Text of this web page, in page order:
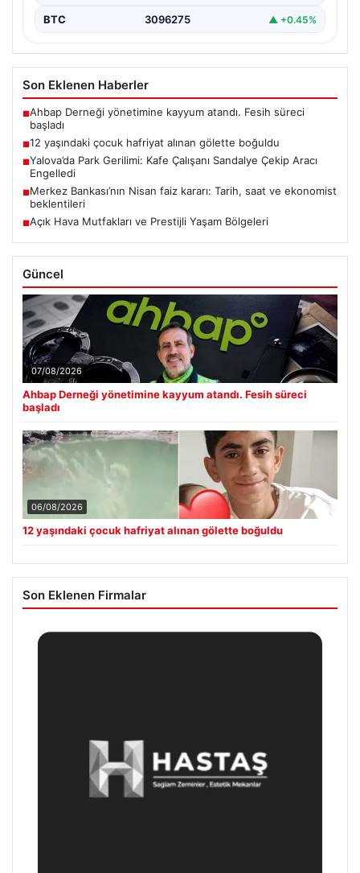
BTC 3096275 ▲ +0.45%
Son Eklenen Haberler
■Ahbap Derneği yönetimine kayyum atandı. Fesih süreci
başladı
■12 yaşındaki çocuk hafriyat alınan gölette boğuldu
■Yalova’da Park Gerilimi: Kafe Çalışanı Sandalye Çekip Aracı
Engelledi
■Merkez Bankası’nın Nisan faiz kararı: Tarih, saat ve ekonomist
beklentileri
■Açık Hava Mutfakları ve Prestijli Yaşam Bölgeleri
Güncel
07/08/2026
Ahbap Derneği yönetimine kayyum atandı. Fesih süreci
başladı
06/08/2026
12 yaşındaki çocuk hafriyat alınan gölette boğuldu
Son Eklenen Firmalar